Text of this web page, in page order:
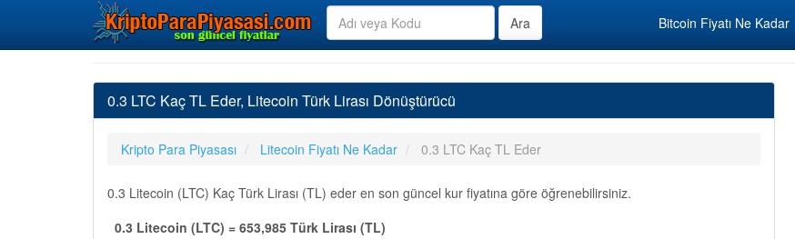
Bitcoin Fiyatı Ne Kadar
0.3 LTC Kaç TL Eder, Litecoin Türk Lirası Dönüştürücü
Kripto Para Piyasası Litecoin Fiyatı Ne Kadar 0.3 LTC Kaç TL Eder
0.3 Litecoin (LTC) Kaç Türk Lirası (TL) eder en son güncel kur fiyatına göre öğrenebilirsiniz.
0.3 Litecoin (LTC) = 653,985 Türk Lirası (TL)